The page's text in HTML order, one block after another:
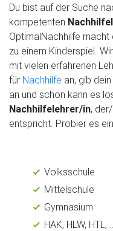
Du bist auf der Suche
kompetenten
OptimalNachhilfe
zu einem Kinderspiel.
mit vielen erfahrenen
für Nachhilfe an, gib
an und schon kann es
Nachhilfelehrer/in,
entspricht. Probier es
Volksschule
Mittelschule
Gymnasium
HAK, HLW, HTL, ...